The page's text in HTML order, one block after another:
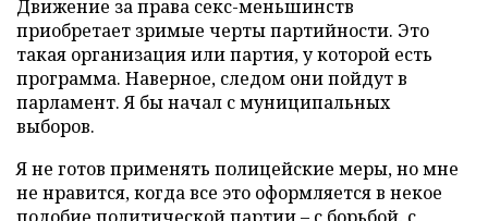
Движение за права секс-меньшинств
приобретает зримые черты партийности. Это
такая организация или партия, у которой есть
программа. Наверное, следом они пойдут в
парламент. Я бы начал с муниципальных
выборов.
Я не готов применять полицейские меры, но мне
не нравится, когда все это оформляется в некое